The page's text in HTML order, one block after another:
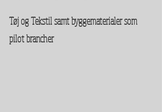
Tøj og Tekstil samt byggematerialer som
pilot brancher